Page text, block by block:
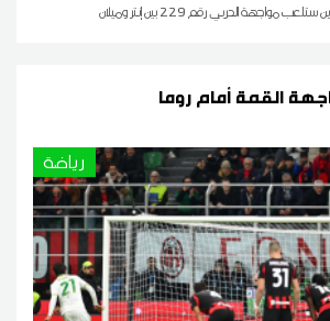
مواجهة الدربي رقم 229 بين إنتر وميلان
القمة أمام روما
رياضة